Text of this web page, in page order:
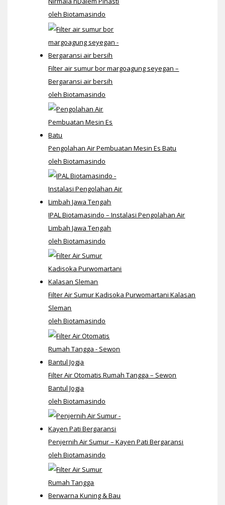
oleh Biotamasindo
Filter air sumur bor margoagung seyegan –
Bergaransi air bersih
oleh Biotamasindo
Pengolahan Air Pembuatan Mesin Es Batu
oleh Biotamasindo
IPAL Biotamasindo – Instalasi Pengolahan Air
Limbah Jawa Tengah
oleh Biotamasindo
Filter Air Sumur Kadisoka Purwomartani Kalasan
Sleman
oleh Biotamasindo
Filter Air Otomatis Rumah Tangga – Sewon
Bantul Jogja
oleh Biotamasindo
Penjernih Air Sumur – Kayen Pati Bergaransi
oleh Biotamasindo